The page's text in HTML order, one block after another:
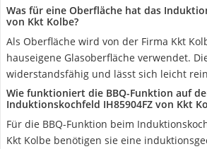
Was für eine Oberfläche hat das
von Kkt Kolbe?
Als Oberfläche wird von der Firma Kkt
hauseigene Glasoberfläche verwendet.
widerstandsfähig und lässt sich leicht
Wie funktioniert die BBQ-Funktion auf
Induktionskochfeld IH85904FZ von Kkt
Für die BBQ-Funktion beim
Kkt Kolbe benötigen sie eine